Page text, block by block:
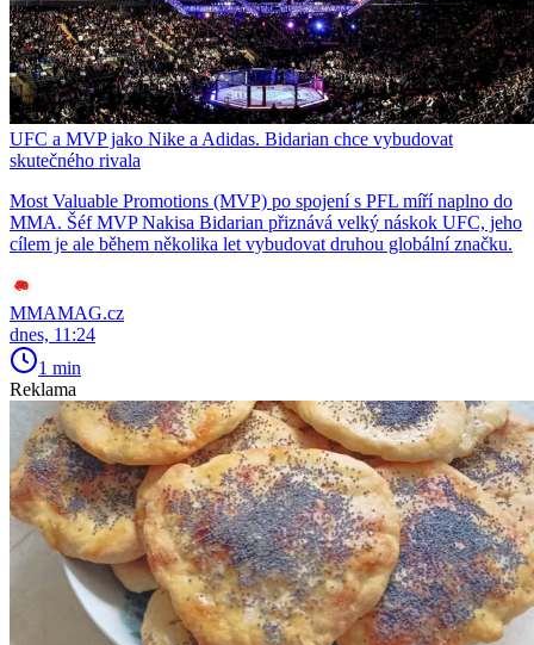
UFC a MVP jako Nike a Adidas. Bidarian chce vybudovat
skutečného rivala
Most Valuable Promotions (MVP) po spojení s PFL míří naplno do
MMA. Šéf MVP Nakisa Bidarian přiznává velký náskok UFC, jeho
cílem je ale během několika let vybudovat druhou globální značku.
MMAMAG.cz
dnes, 11:24
1 min
Reklama